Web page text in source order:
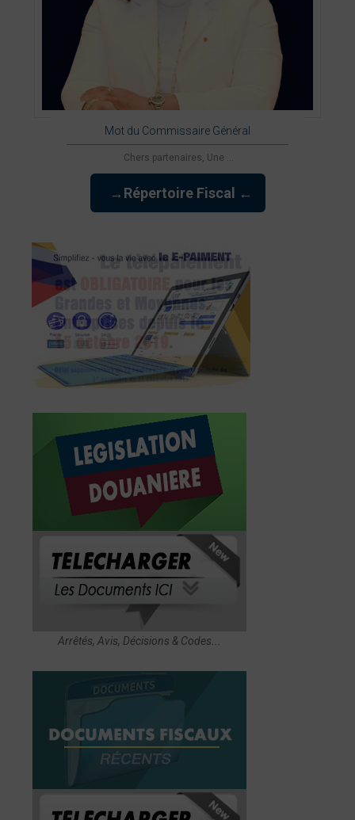
Mot du Commissaire Général
Chers partenaires, Une ...
→Répertoire Fiscal ←
Arrêtés, Avis, Décisions & Codes...